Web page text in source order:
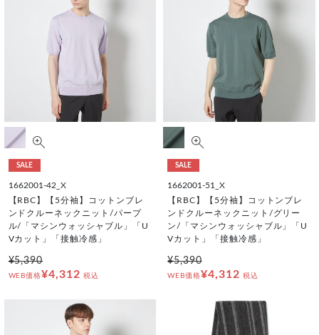
SALE
1662001-42_X
【RBC】【5分袖】コットンブレ
ンドクルーネックニット/パープ
ル/「マシンウォッシャブル」「U
Vカット」「接触冷感」
¥5,390
WEB価格¥4,312 税込
SALE
1662001-51_X
【RBC】【5分袖】コットンブレ
ンドクルーネックニット/グリー
ン/「マシンウォッシャブル」「U
Vカット」「接触冷感」
¥5,390
WEB価格¥4,312 税込